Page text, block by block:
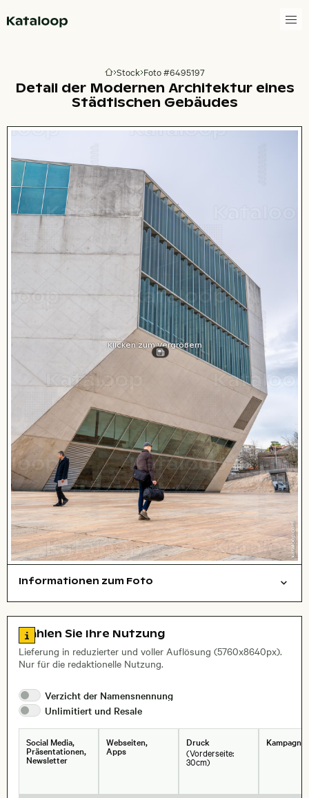
Zur Homepage
Stock Foto #6495197
Detail der Modernen Architektur eines
Städtischen Gebäudes
Klicken zum Vergrößern
Informationen zum Foto
, Objektiv
Zu den Lizenzinformationen springen
Wählen Sie Ihre Nutzung
Lieferung in reduzierter und voller Auflösung (5760x8640px).
Nur für die redaktionelle Nutzung.
Verzicht der Namensnennung
Unlimitiert und Resale
Social Media,
Präsentationen,
Newsletter
Webseiten,
Apps
Druck
(Vorderseite:
30cm)